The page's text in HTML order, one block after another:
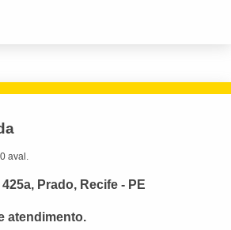
0 aval.
Prado, Recife - PE
atendimento.